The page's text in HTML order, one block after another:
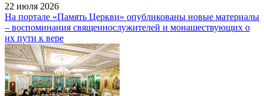
22 июля 2026
На портале «Память Церкви» опубликованы новые материалы
– воспоминания священнослужителей и монашествующих о
их пути к вере